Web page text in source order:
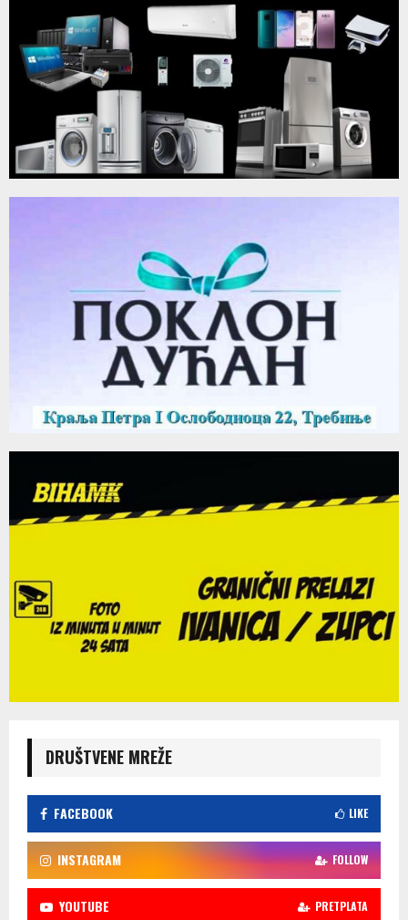
DRUŠTVENE MREŽE
FACEBOOK LIKE
INSTAGRAM FOLLOW
YOUTUBE PRETPLATA